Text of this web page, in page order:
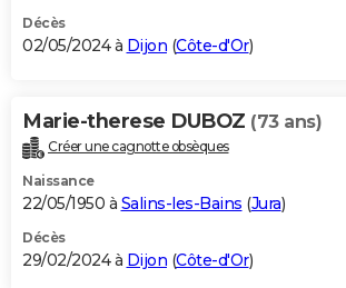
Décès
02/05/2024 à Dijon (Côte-d'Or)
Marie-therese DUBOZ (73 ans)
Créer une cagnotte obsèques
Naissance
22/05/1950 à Salins-les-Bains (Jura)
Décès
29/02/2024 à Dijon (Côte-d'Or)